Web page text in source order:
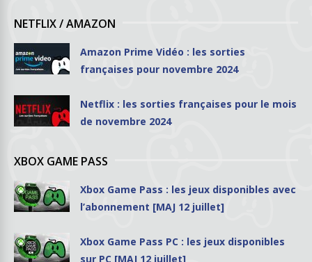
NETFLIX / AMAZON
Amazon Prime Vidéo : les sorties
françaises pour novembre 2024
Netflix : les sorties françaises pour le mois
de novembre 2024
XBOX GAME PASS
Xbox Game Pass : les jeux disponibles avec
l’abonnement [MAJ 12 juillet]
Xbox Game Pass PC : les jeux disponibles
sur PC [MAJ 12 juillet]